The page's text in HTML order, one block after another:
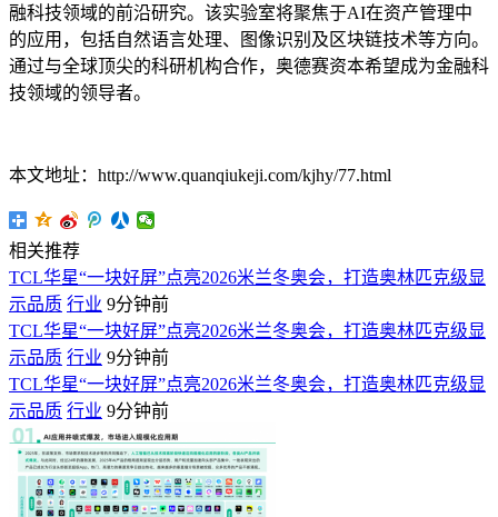
融科技领域的前沿研究。该实验室将聚焦于AI在资产管理中
的应用，包括自然语言处理、图像识别及区块链技术等方向。
通过与全球顶尖的科研机构合作，奥德赛资本希望成为金融科
技领域的领导者。
本文地址：http://www.quanqiukeji.com/kjhy/77.html
相关推荐
TCL华星“一块好屏”点亮2026米兰冬奥会，打造奥林匹克级显
示品质 行业 9分钟前
TCL华星“一块好屏”点亮2026米兰冬奥会，打造奥林匹克级显
示品质 行业 9分钟前
TCL华星“一块好屏”点亮2026米兰冬奥会，打造奥林匹克级显
示品质 行业 9分钟前